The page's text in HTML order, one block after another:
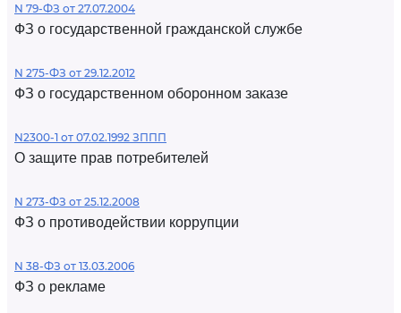
N 79-ФЗ от 27.07.2004
ФЗ о государственной гражданской службе
N 275-ФЗ от 29.12.2012
ФЗ о государственном оборонном заказе
N2300-1 от 07.02.1992 ЗППП
О защите прав потребителей
N 273-ФЗ от 25.12.2008
ФЗ о противодействии коррупции
N 38-ФЗ от 13.03.2006
ФЗ о рекламе